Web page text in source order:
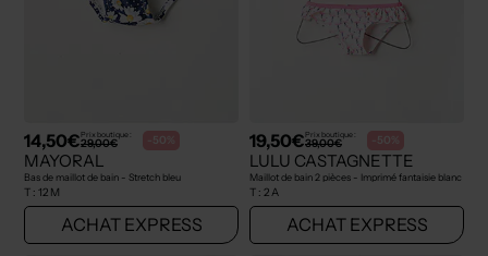
14,50€Prix boutique :
29,00€ -50%
MAYORAL
Bas de maillot de bain - Stretch bleu
T : 12 M
ACHAT EXPRESS
19,50€Prix boutique :
39,00€ -50%
LULU CASTAGNETTE
Maillot de bain 2 pièces - Imprimé fantaisie blanc
T : 2 A
ACHAT EXPRESS